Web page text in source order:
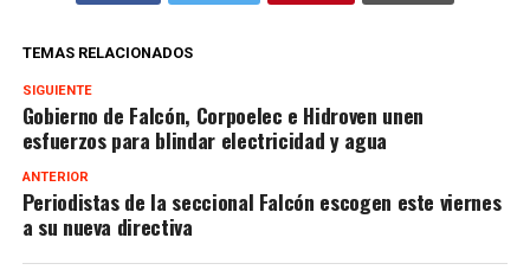
TEMAS RELACIONADOS
SIGUIENTE
Gobierno de Falcón, Corpoelec e Hidroven unen
esfuerzos para blindar electricidad y agua
ANTERIOR
Periodistas de la seccional Falcón escogen este viernes
a su nueva directiva